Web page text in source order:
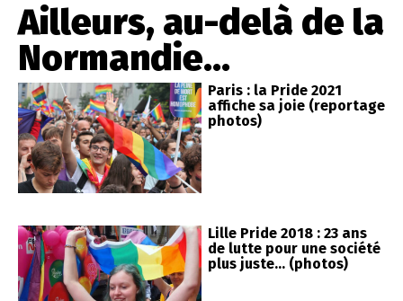
Ailleurs, au-delà de la
Normandie...
Paris : la Pride 2021
affiche sa joie (reportage
photos)
Lille Pride 2018 : 23 ans
de lutte pour une société
plus juste… (photos)